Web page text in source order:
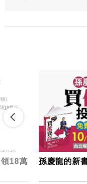
18萬 孫慶龍的新